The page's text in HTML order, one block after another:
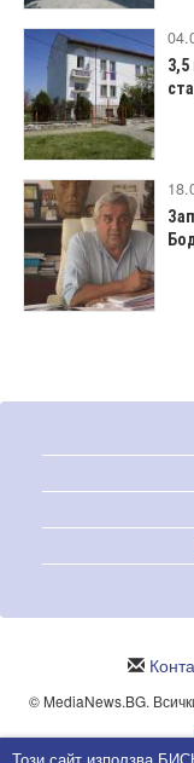
© MediaNews.BG.